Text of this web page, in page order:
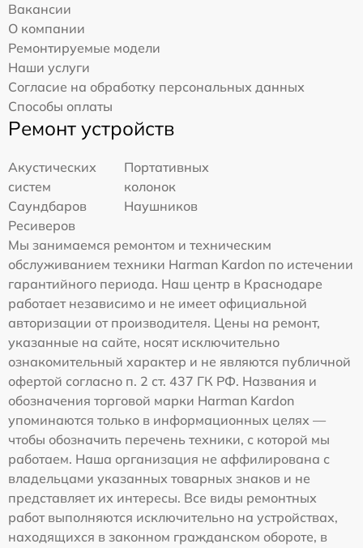
Вакансии
О компании
Ремонтируемые модели
Наши услуги
Согласие на обработку персональных данных
Способы оплаты
Ремонт устройств
Акустических
систем
Портативных
колонок
Саундбаров
Наушников
Ресиверов
Мы занимаемся ремонтом и техническим
обслуживанием техники Harman Kardon по истечении
гарантийного периода. Наш центр в Краснодаре
работает независимо и не имеет официальной
авторизации от производителя. Цены на ремонт,
указанные на сайте, носят исключительно
ознакомительный характер и не являются публичной
офертой согласно п. 2 ст. 437 ГК РФ. Названия и
обозначения торговой марки Harman Kardon
упоминаются только в информационных целях —
чтобы обозначить перечень техники, с которой мы
работаем. Наша организация не аффилирована с
владельцами указанных товарных знаков и не
представляет их интересы. Все виды ремонтных
работ выполняются исключительно на устройствах,
находящихся в законном гражданском обороте, в